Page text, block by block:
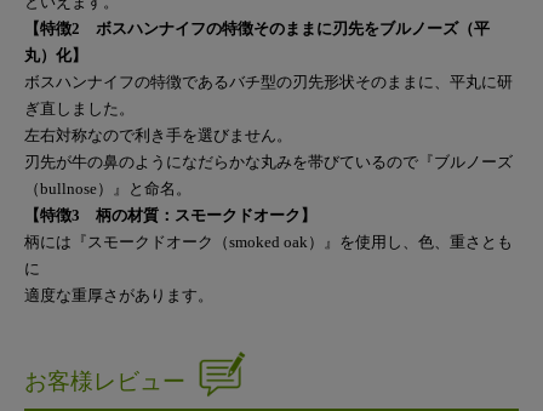
【特徴2 ボスハンナイフの特徴そのままに刃先をブルノーズ（平
丸）化】
ボスハンナイフの特徴であるバチ型の刃先形状そのままに、平丸に研
ぎ直しました。
左右対称なので利き手を選びません。
刃先が牛の鼻のようになだらかな丸みを帯びているので『ブルノーズ
（bullnose）』と命名。
【特徴3 柄の材質：スモークドオーク】
柄には『スモークドオーク（smoked oak）』を使用し、色、重さとも
に
適度な重厚さがあります。
お客様レビュー